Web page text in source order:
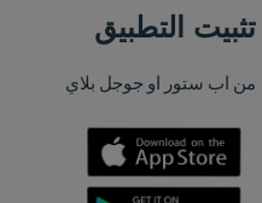
تثبيت التطبيق
من اب ستور او جوجل بلاي